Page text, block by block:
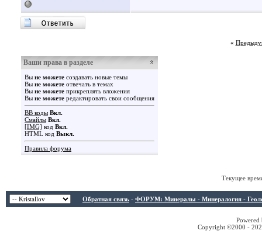
«
Ваши права в разделе
Вы не можете создавать новые темы
Вы не можете отвечать в темах
Вы не можете прикреплять вложения
Вы не можете редактировать свои сообщения
BB коды Вкл.
Смайлы Вкл.
[IMG] код Вкл.
HTML код Выкл.
Правила форума
Текущее
Обратная связь - ФОРУМ: Минералы - Минералогия -
Copyright ©2000 -